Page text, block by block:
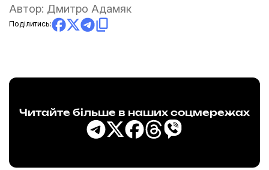
Автор: Дмитро Адамяк
Поділитись:
Читайте більше в наших соцмережах